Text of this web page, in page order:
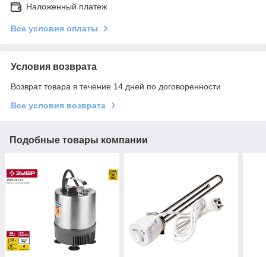
Наложенный платеж
Все условия оплаты
Условия возврата
Возврат товара в течение 14 дней по договоренности
Все условия возврата
Подобные товары компании